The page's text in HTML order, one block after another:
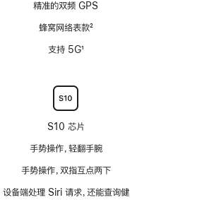
精准的双频 GPS
蜂窝网络表款2
支持 5G1
S10 芯片
手势操作，轻翻手腕
手势操作，双指互点两下
设备端处理 Siri 请求，还能查询健